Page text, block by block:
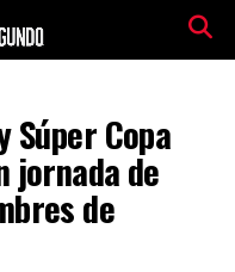
Súper Copa
jornada de
de